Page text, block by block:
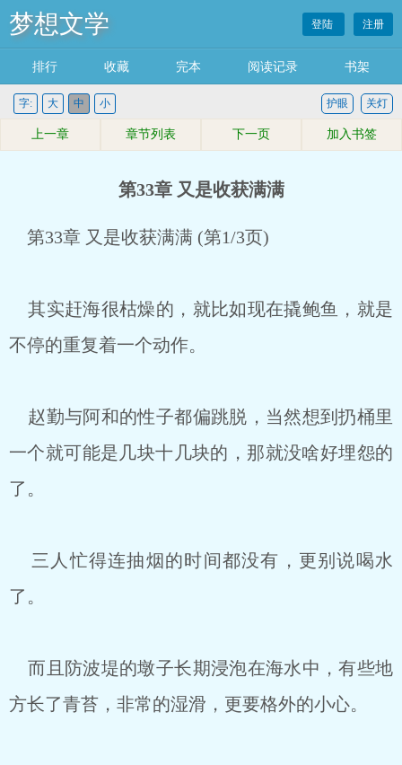
梦想文学 登陆 注册
排行 收藏 完本 阅读记录 书架
字: 大 中 小 关灯
护眼
上一章 章节列表 下一页 加入书签
第33章 又是收获满满
第33章 又是收获满满 (第1/3页)
其实赶海很枯燥的，就比如现在撬鲍鱼，就是
不停的重复着一个动作。
赵勤与阿和的性子都偏跳脱，当然想到扔桶里
一个就可能是几块十几块的，那就没啥好埋怨的
了。
三人忙得连抽烟的时间都没有，更别说喝水
了。
而且防波堤的墩子长期浸泡在海水中，有些地
方长了青苔，非常的湿滑，更要格外的小心。